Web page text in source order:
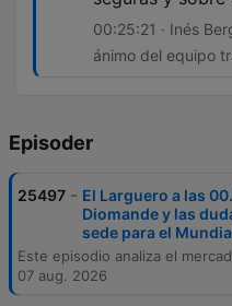
00:25:21 · Inés
ánimo del equipo
Episoder
25497 - El Larguero a las
Diomande y las
sede para el
07 aug. 2026